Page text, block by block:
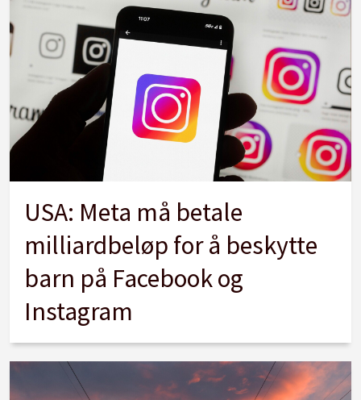
USA: Meta må betale
milliardbeløp for å beskytte
barn på Facebook og
Instagram